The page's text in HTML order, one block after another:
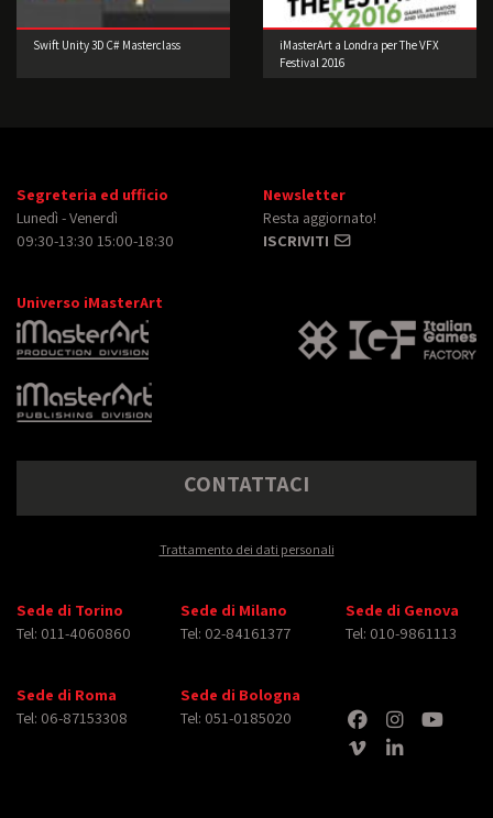
Swift Unity 3D C# Masterclass
iMasterArt a Londra per The VFX
Festival 2016
Segreteria ed ufficio
Lunedì - Venerdì
09:30-13:30 15:00-18:30
Newsletter
Resta aggiornato!
ISCRIVITI
Universo iMasterArt
CONTATTACI
Trattamento dei dati personali
Sede di Torino
Tel: 011-4060860
Sede di Milano
Tel: 02-84161377
Sede di Genova
Tel: 010-9861113
Sede di Roma
Tel: 06-87153308
Sede di Bologna
Tel: 051-0185020